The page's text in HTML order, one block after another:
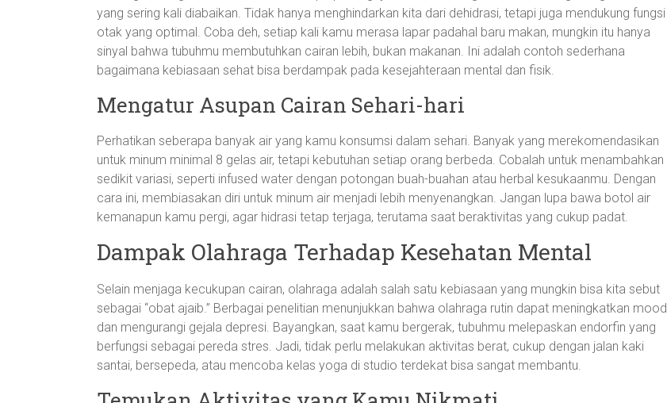
yang sering kali diabaikan. Tidak hanya menghindarkan kita dari dehidrasi, tetapi juga mendukung fungsi
otak yang optimal. Coba deh, setiap kali kamu merasa lapar padahal baru makan, mungkin itu hanya
sinyal bahwa tubuhmu membutuhkan cairan lebih, bukan makanan. Ini adalah contoh sederhana
bagaimana kebiasaan sehat bisa berdampak pada kesejahteraan mental dan fisik.
Mengatur Asupan Cairan Sehari-hari
Perhatikan seberapa banyak air yang kamu konsumsi dalam sehari. Banyak yang merekomendasikan
untuk minum minimal 8 gelas air, tetapi kebutuhan setiap orang berbeda. Cobalah untuk menambahkan
sedikit variasi, seperti infused water dengan potongan buah-buahan atau herbal kesukaanmu. Dengan
cara ini, membiasakan diri untuk minum air menjadi lebih menyenangkan. Jangan lupa bawa botol air
kemanapun kamu pergi, agar hidrasi tetap terjaga, terutama saat beraktivitas yang cukup padat.
Dampak Olahraga Terhadap Kesehatan Mental
Selain menjaga kecukupan cairan, olahraga adalah salah satu kebiasaan yang mungkin bisa kita sebut
sebagai “obat ajaib.” Berbagai penelitian menunjukkan bahwa olahraga rutin dapat meningkatkan mood
dan mengurangi gejala depresi. Bayangkan, saat kamu bergerak, tubuhmu melepaskan endorfin yang
berfungsi sebagai pereda stres. Jadi, tidak perlu melakukan aktivitas berat, cukup dengan jalan kaki
santai, bersepeda, atau mencoba kelas yoga di studio terdekat bisa sangat membantu.